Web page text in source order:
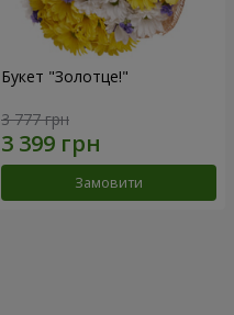
Букет "Золотце!"
3 777 грн
Замовити